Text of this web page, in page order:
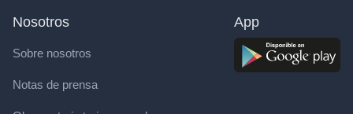
Nosotros
Sobre nosotros
Notas de prensa
App